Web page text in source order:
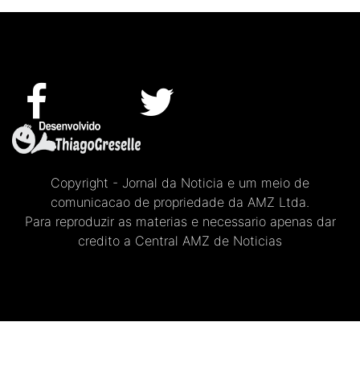
Copyright - Jornal da Noticia e um meio de
comunicacao de propriedade da AMZ Ltda.
Para reproduzir as materias e necessario apenas dar
credito a Central AMZ de Noticias